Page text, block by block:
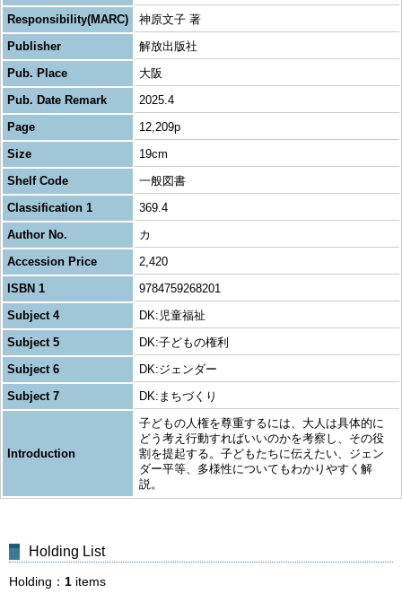
Responsibility(MARC)
神原文子 著
Publisher
解放出版社
Pub. Place
大阪
Pub. Date Remark
2025.4
Page
12,209p
Size
19cm
Shelf Code
一般図書
Classification 1
369.4
Author No.
カ
Accession Price
2,420
ISBN 1
9784759268201
Subject 4
DK:児童福祉
Subject 5
DK:子どもの権利
Subject 6
DK:ジェンダー
Subject 7
DK:まちづくり
Introduction
子どもの人権を尊重するには、大人は具体的に
どう考え行動すればいいのかを考察し、その役
割を提起する。子どもたちに伝えたい、ジェン
ダー平等、多様性についてもわかりやすく解
説。
Holding List
Holding 1 items